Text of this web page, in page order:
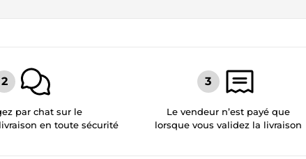
par chat sur le
en toute sécurité
Le vendeur n’est payé que
lorsque vous validez la livraison